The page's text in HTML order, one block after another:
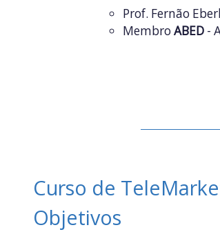
Prof. Fernão
Membro ABED-
Curso de
Objetivos